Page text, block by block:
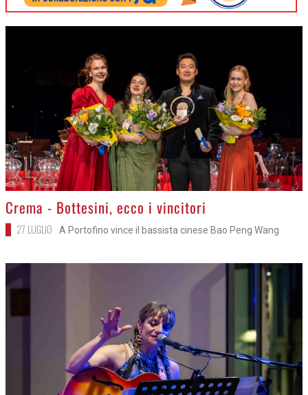
>
Crema - Bottesini, ecco i vincitori
27 LUGLIO A Portofino vince il bassista cinese Bao Peng Wang